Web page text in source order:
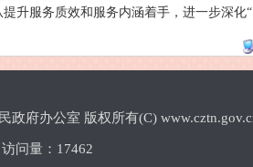
升服务质效和服务内涵着手，进一步深
政府办公室 版权所有(C)
问量： 17462